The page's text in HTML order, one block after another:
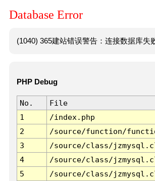
Database Error
(1040) 365建站错误警告：连接数据库失
PHP Debug
No. File
1
/index.php
2
/source/function/
3
/source/class/
4
/source/class/
5
/source/class/